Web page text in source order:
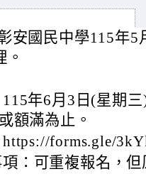
安國民中學115年5
。
年6月3日(星期
額滿為止。
forms.gle/
：可重複報名，